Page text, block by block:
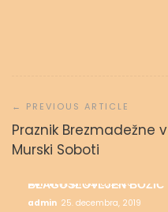
prispevka
Praznik Brezmadežne v
Murski Soboti
ALI SE DARUJEM?
admin 17. januarja, 2020
BLAGOSLOVLJEN BOŽIČ
admin 25. decembra, 2019